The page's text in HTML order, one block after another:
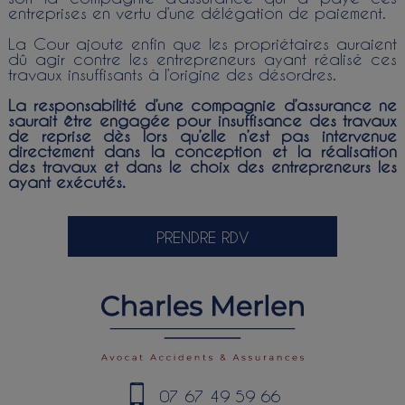
entreprises en vertu d’une délégation de paiement.
La Cour ajoute enfin que les propriétaires auraient
dû agir contre les entrepreneurs ayant réalisé ces
travaux insuffisants à l’origine des désordres.
La responsabilité d’une compagnie d’assurance ne
saurait être engagée pour insuffisance des travaux
de reprise dès lors qu’elle n’est pas intervenue
directement dans la conception et la réalisation
des travaux et dans le choix des entrepreneurs les
ayant exécutés.
PRENDRE RDV
07 67 49 59 66